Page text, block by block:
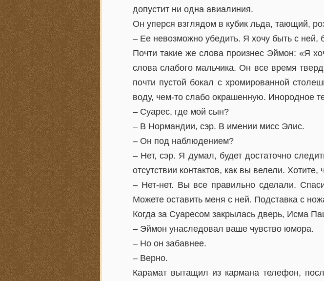
допустит ни одна авиалиния.
Он уперся взглядом в кубик льда, тающий,
– Ее невозможно убедить. Я хочу быть с ней,
Почти такие же слова произнес Эймон: «Я
слова слабого мальчика. Он все время
почти пустой бокал с хромированной
воду, чем-то слабо окрашенную. Инородное
– Суарес, где мой сын?
– В Нормандии, сэр. В имении мисс Элис.
– Он под наблюдением?
– Нет, сэр. Я думал, будет достаточно
отсутствии контактов, как вы велели.
– Нет-нет. Вы все правильно сделали.
Можете оставить меня с ней. Подставка с
Когда за Суаресом закрылась дверь, Исма
– Эймон унаследовал ваше чувство юмора.
– Но он забавнее.
– Верно.
Карамат вытащил из кармана телефон,